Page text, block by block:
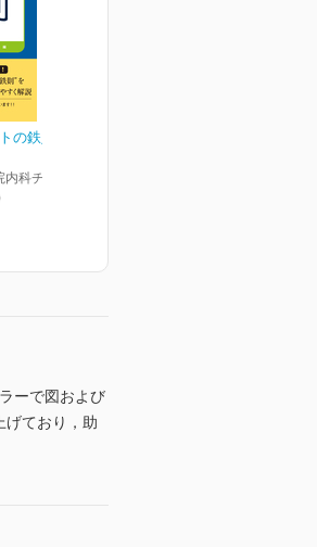
の鉄則 第4
科チーフレ
ーで図および
げており，助